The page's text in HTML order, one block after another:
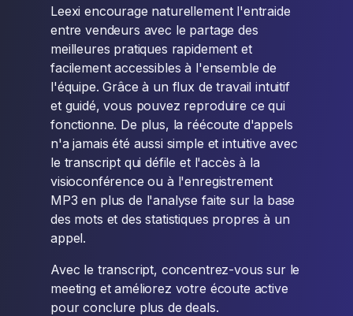
Leexi encourage naturellement l'entraide
entre vendeurs avec le partage des
meilleures pratiques rapidement et
facilement accessibles à l'ensemble de
l'équipe. Grâce à un flux de travail intuitif
et guidé, vous pouvez reproduire ce qui
fonctionne. De plus, la réécoute d'appels
n'a jamais été aussi simple et intuitive avec
le transcript qui défile et l'accès à la
visioconférence ou à l'enregistrement
MP3 en plus de l'analyse faite sur la base
des mots et des statistiques propres à un
appel.
Avec le transcript, concentrez-vous sur le
meeting et améliorez votre écoute active
pour conclure plus de deals.